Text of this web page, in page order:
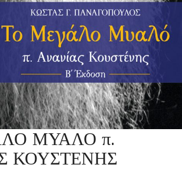
ΜΥΑΛΟ π.
ΚΟΥΣΤΕΝΗΣ